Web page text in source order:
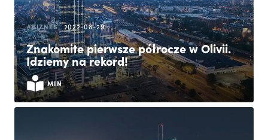
#BIZNES 2022-08-29
Znakomite pierwsze półrocze w Olivii.
Idziemy na rekord!
MIN